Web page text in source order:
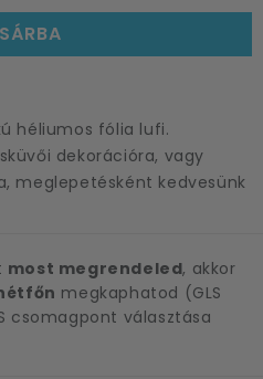
héliumos fólia lufi.
dekorációra, vagy
meglepetésként kedvesünk
most megrendeled, akkor
megkaphatod (GLS
csomagpont választása